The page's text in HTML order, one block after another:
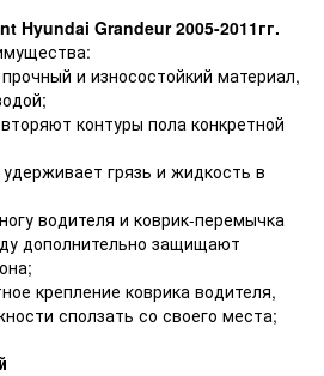
Hyundai Grandeur 2005-2011гг.
и износостойкий материал,
контуры пола конкретной
грязь и жидкость в
водителя и коврик-перемычка
дополнительно защищают
крепление коврика водителя,
сползать со своего места;